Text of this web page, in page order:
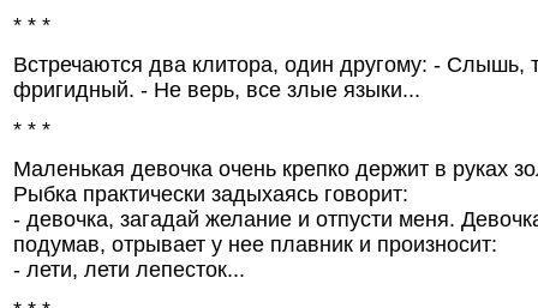
* * *
Встречаются два клитора, один другому: - Слышь,
фригидный. - Не верь, все злые языки...
* * *
Маленькая девочка очень крепко держит в руках
Рыбка практически задыхаясь говорит:
- девочка, загадай желание и отпусти меня.
подумав, отрывает у нее плавник и произносит:
- лети, лети лепесток...